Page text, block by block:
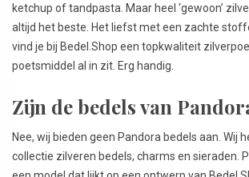
ketchup of tandpasta. Maar heel ‘gewoon’
altijd het beste. Het liefst met een zachte
vind je bij Bedel.Shop een topkwaliteit
poetsmiddel al in zit. Erg handig.
Zijn de bedels van
Nee, wij bieden geen Pandora bedels aan. Wij
collectie zilveren bedels, charms en sieraden.